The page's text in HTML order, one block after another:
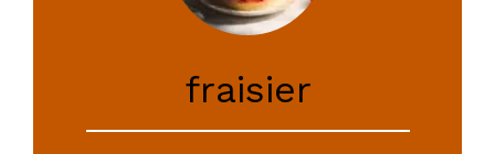
fraisier